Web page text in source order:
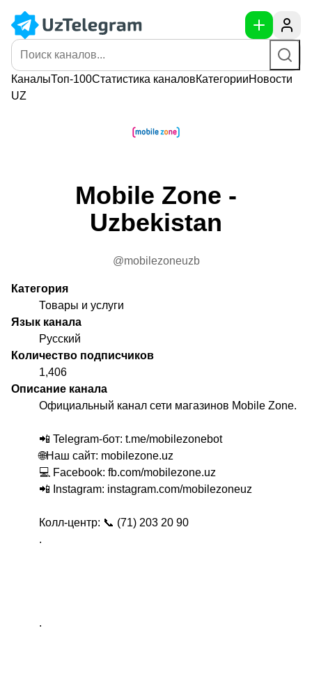
КаналыТоп-100Статистика каналовКатегорииНовости
UZ
Mobile Zone -
Uzbekistan
@mobilezoneuzb
Категория
Товары и услуги
Язык канала
Русский
Количество подписчиков
1,406
Описание канала
Официальный канал сети магазинов Mobile Zone.
📲 Telegram-бот: t.me/mobilezonebot
🌐Наш сайт: mobilezone.uz
💻 Facebook: fb.com/mobilezone.uz
📲 Instagram: instagram.com/mobilezoneuz
Колл-центр: 📞 (71) 203 20 90
.
.